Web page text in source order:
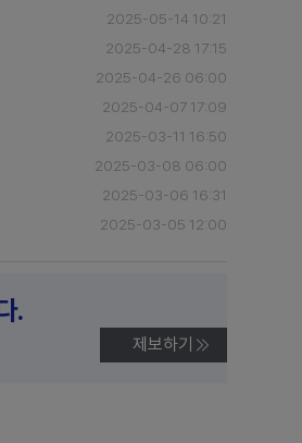
2025-05-14 10:21
2025-04-28 17:15
2025-04-26 06:00
2025-04-07 17:09
2025-03-11 16:50
2025-03-08 06:00
2025-03-06 16:31
2025-03-05 12:00
.
제보하기